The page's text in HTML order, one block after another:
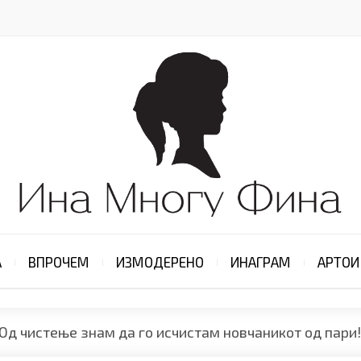
ВПРОЧЕМ ИЗМОДЕРЕНО ИНАГРАМ АРТОИ
Од чистење знам да го исчистам новчаникот од пари!